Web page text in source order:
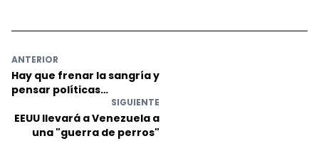
ANTERIOR
Hay que frenar la sangría y
pensar políticas
profundas hacia una
agenda de desarrollo
SIGUIENTE
EEUU llevará a Venezuela a
una "guerra de perros"